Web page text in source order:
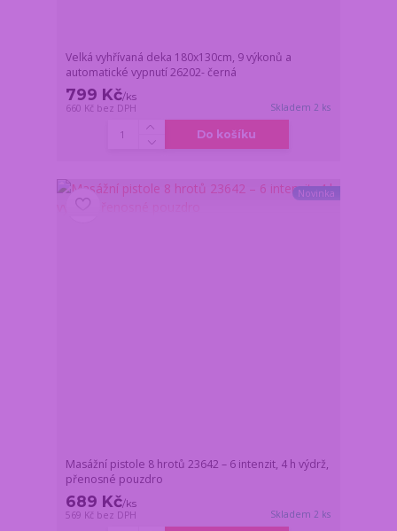
Velká vyhřívaná deka 180x130cm, 9 výkonů a
automatické vypnutí 26202- černá
799 Kč/ks
660 Kč bez DPH Skladem 2 ks
Do košíku
Novinka
Masážní pistole 8 hrotů 23642 – 6 intenzit, 4 h výdrž,
přenosné pouzdro
689 Kč/ks
569 Kč bez DPH Skladem 2 ks